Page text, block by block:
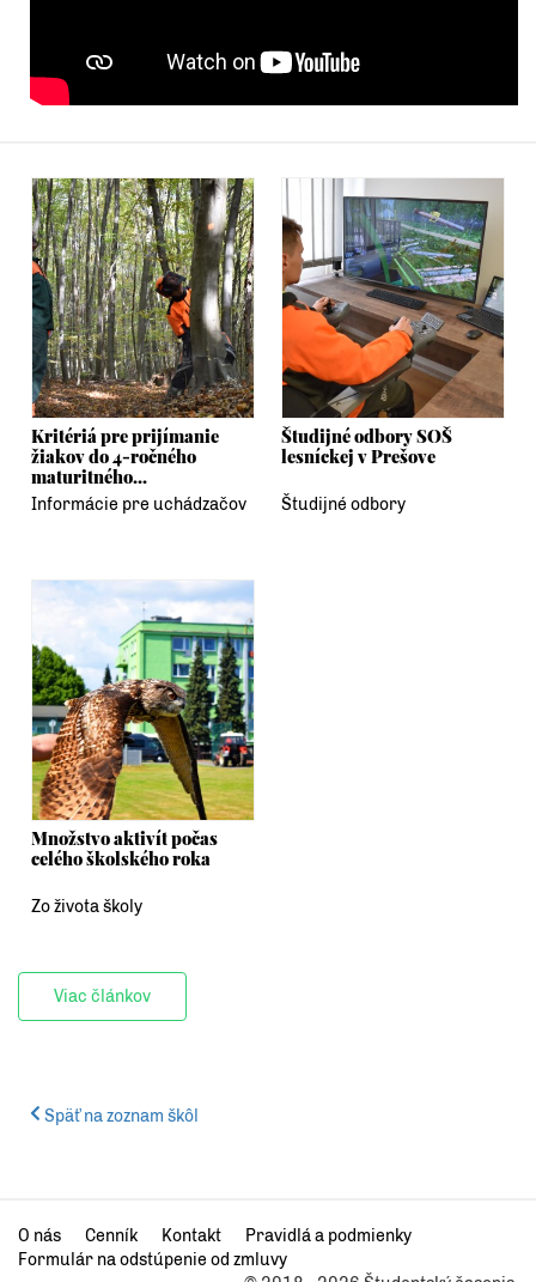
Kritériá pre prijímanie
žiakov do 4-ročného
maturitného...
Informácie pre uchádzačov
Študijné odbory SOŠ
lesníckej v Prešove
Študijné odbory
Množstvo aktivít počas
celého školského roka
Zo života školy
Viac článkov
Späť na zoznam škôl
O nás Cenník Kontakt
Pravidlá a podmienky
Formulár na odstúpenie od zmluvy